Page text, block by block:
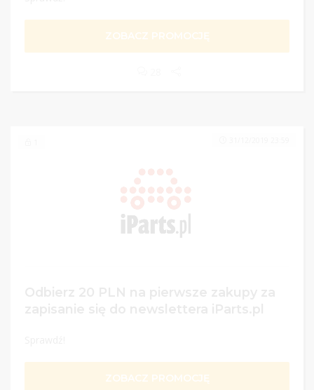
ZOBACZ PROMOCJĘ
ZOBACZ PROMOCJĘ